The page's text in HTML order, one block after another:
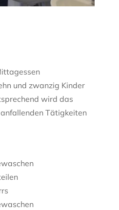
und zwanzig Kinder
wird das
Tätigkeiten